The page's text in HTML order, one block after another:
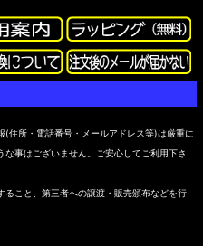
(住所・電話番号・メールアドレス等)は厳重に
事はございません。ご安心してご利用下さ
ること、第三者への譲渡・販売頒布などを行